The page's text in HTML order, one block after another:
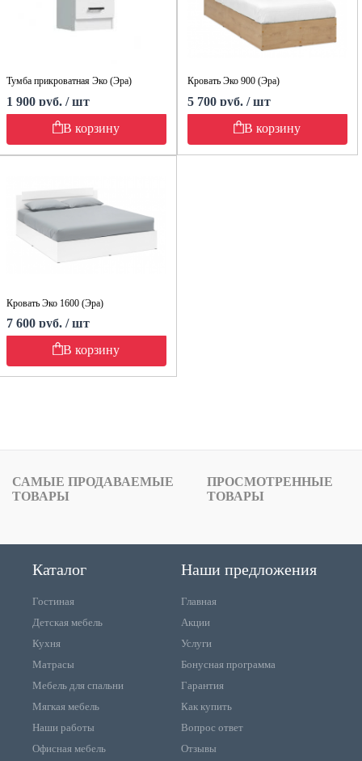
Тумба прикроватная Эко (Эра)
1 900 руб. / шт
В корзину
Кровать Эко 900 (Эра)
5 700 руб. / шт
В корзину
Кровать Эко 1600 (Эра)
7 600 руб. / шт
В корзину
САМЫЕ ПРОДАВАЕМЫЕ
ТОВАРЫ
ПРОСМОТРЕННЫЕ
ТОВАРЫ
Каталог
Гостиная
Детская мебель
Кухня
Матрасы
Мебель для спальни
Мягкая мебель
Наши работы
Офисная мебель
Наши предложения
Главная
Акции
Услуги
Бонусная программа
Гарантия
Как купить
Вопрос ответ
Отзывы